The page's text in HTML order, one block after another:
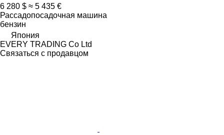
6 280 $ ≈ 5 435 €
Рассадопосадочная машина
бензин
Япония
EVERY TRADING Co Ltd
Связаться с продавцом